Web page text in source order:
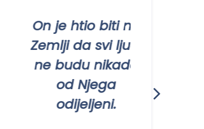
On je htio biti na
Zemlji da svi ljudi
ne budu nikada
od Njega
odijeljeni.